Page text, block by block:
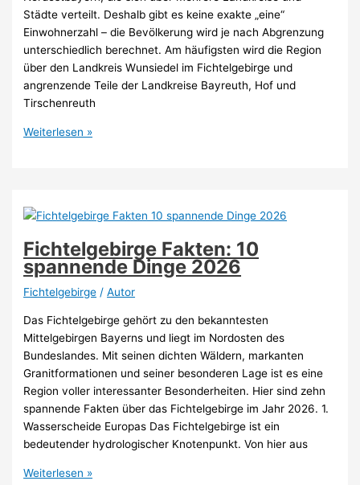
Städte verteilt. Deshalb gibt es keine exakte „eine“
Einwohnerzahl – die Bevölkerung wird je nach Abgrenzung
unterschiedlich berechnet. Am häufigsten wird die Region
über den Landkreis Wunsiedel im Fichtelgebirge und
angrenzende Teile der Landkreise Bayreuth, Hof und
Tirschenreuth
Wie
Fichtelgebirge
Weiterlesen »
Fichtelgebirge Fakten: 10
spannende Dinge 2026
Fichtelgebirge /Autor
Das Fichtelgebirge gehört zu den bekanntesten
Mittelgebirgen Bayerns und liegt im Nordosten des
Bundeslandes. Mit seinen dichten Wäldern, markanten
Granitformationen und seiner besonderen Lage ist es eine
Region voller interessanter Besonderheiten. Hier sind zehn
spannende Fakten über das Fichtelgebirge im Jahr 2026. 1.
Wasserscheide Europas Das Fichtelgebirge ist ein
bedeutender hydrologischer Knotenpunkt. Von hier aus
Fichtelgebirge
Weiterlesen »